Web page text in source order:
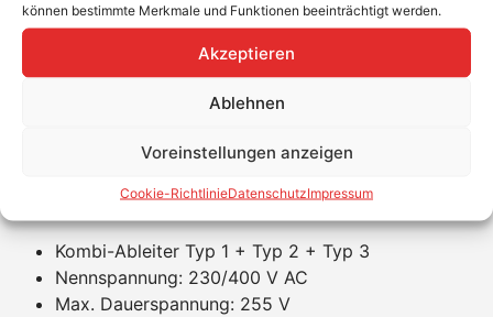
können bestimmte Merkmale und Funktionen beeinträchtigt werden.
Akzeptieren
Ablehnen
Voreinstellungen anzeigen
Cookie-RichtlinieDatenschutzImpressum
Sammelschienensystem
Mit plombierbarer Schutzabdeckung und
Leitungsschutzschalter (6 A, B-Charakteristik)
Produkteigenschaften
Kombi-Ableiter Typ 1 + Typ 2 + Typ 3
Nennspannung: 230/400 V AC
Max. Dauerspannung: 255 V